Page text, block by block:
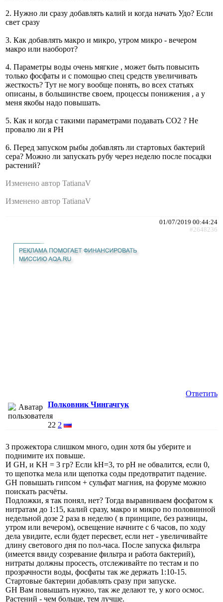
2. Нужно ли сразу добавлять калий и когда начать Удо? Если
свет сразу
3. Как добавлять макро и микро, утром микро - вечером
макро или наоборот?
4. Параметры воды очень мягкие , может быть повысить
только фосфаты и с помощью спец средств увеличивать
жесткость? Тут не могу вообще понять, во всех статьях
описаны, в большинстве своем, процессы понижения , а у
меня якобы надо повышать.
5. Как и когда с такими параметрами подавать СО2 ? Не
провалю ли я PH
6. Перед запуском рыбы добавлять ли стартовых бактерий
сера? Можно ли запускать рубу через неделю после посадки
растений?
Изменено автор TatianaV
Изменено автор TatianaV
01/07/2019 00:44:24
#2648236
Ответить
Полковник Чингачгук
22 2
3 прожектора слишком много, один хотя бы уберите и
поднимите их повыше.
И GH, и KH = 3 гр? Если kH=3, то pH не обвалится, если 0,
то щепотка мела или щепотка соды предотвратит падение.
GH повышать гипсом + сульфат магния, на форуме можно
поискать расчёты.
Подложки, я так понял, нет? Тогда выравниваем фосфатом к
нитратам до 1:15, калий сразу, макро и микро по половинной
недельной дозе 2 раза в неделю ( в принципе, без разницы,
утром или вечером), освещение начните с 6 часов, по ходу
дела увидите, если будет пересвет, если нет - увеличивайте
длину светового дня по пол-часа. После запуска фильтра
(имеется ввиду созревание фильтра и работа бактерий),
нитраты должны просесть, отслеживайте по тестам и по
прозрачности воды, фосфаты так же держать 1:10-15.
Стартовые бактерии добавлять сразу при запуске.
GH Вам повышать нужно, так же делают те, у кого осмос.
Растений - чем больше, тем лучше.